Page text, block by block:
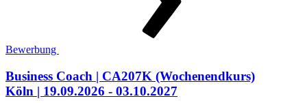
Bewerbung
Business Coach | CA207K (Wochenendkurs)
Köln | 19.09.2026 - 03.10.2027